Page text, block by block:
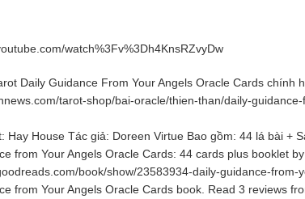
watch%3Fv%3Dh4KnsRZvyDw
Daily Guidance From Your Angels Oracle Cards chính
tarot-shop/bai-oracle/thien-than/daily-
Hay House Tác giả: Doreen Virtue Bao gồm: 44 lá bài +
from Your Angels Oracle Cards: 44 cards plus booklet
book/show/23583934-daily-guidance-from-
from Your Angels Oracle Cards book. Read 3 reviews